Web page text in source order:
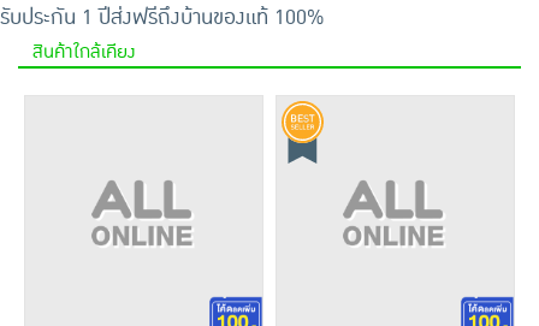
รับประกัน 1 ปีส่งฟรีถึงบ้านของแท้ 100%
สินค้าใกล้เคียง